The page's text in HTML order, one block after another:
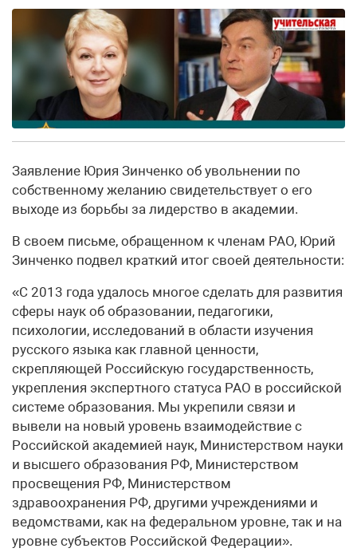
Заявление Юрия Зинченко об увольнении по
собственному желанию свидетельствует о его
выходе из борьбы за лидерство в академии.
В своем письме, обращенном к членам РАО, Юрий
Зинченко подвел краткий итог своей деятельности:
«С 2013 года удалось многое сделать для развития
сферы наук об образовании, педагогики,
психологии, исследований в области изучения
русского языка как главной ценности,
скрепляющей Российскую государственность,
укрепления экспертного статуса РАО в российской
системе образования. Мы укрепили связи и
вывели на новый уровень взаимодействие с
Российской академией наук, Министерством науки
и высшего образования РФ, Министерством
просвещения РФ, Министерством
здравоохранения РФ, другими учреждениями и
ведомствами, как на федеральном уровне, так и на
уровне субъектов Российской Федерации».